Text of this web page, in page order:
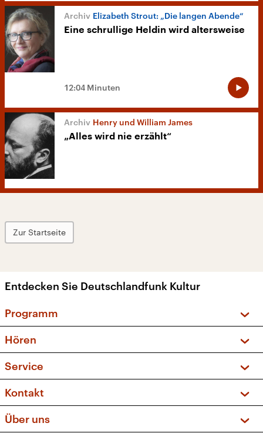
Elizabeth Strout: „Die langen Abende“
Eine schrullige Heldin wird altersweise
12:04 Minuten
Henry und William James
„Alles wird nie erzählt“
Zur Startseite
Entdecken Sie Deutschlandfunk Kultur
Programm
Sendungen und Podcasts
Musikliste
Kakadu – Das Kinderprogramm
Hören
Frequenzen (UKW + DAB+)
Service
FAQ
Apps
Newsletter
Kontakt
Über uns